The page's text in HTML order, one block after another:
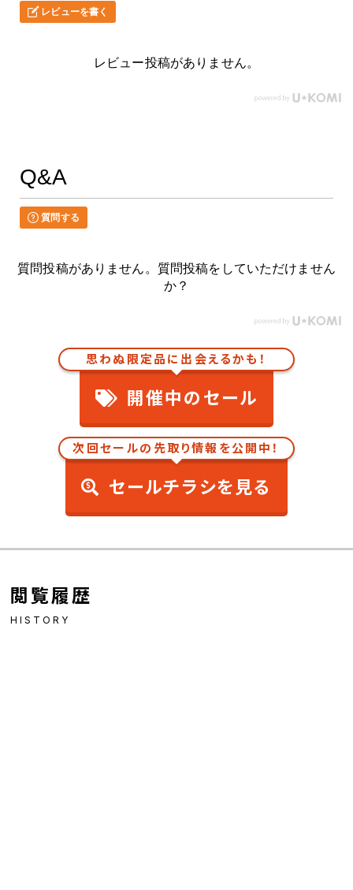
レビューを書く
レビュー投稿がありません。
Q&A
質問する
質問投稿がありません。質問投稿をしていただけません
か？
思わぬ限定品に出会えるかも！
開催中のセール
次回セールの先取り情報を公開中！
セールチラシを見る
閲覧履歴
HISTORY